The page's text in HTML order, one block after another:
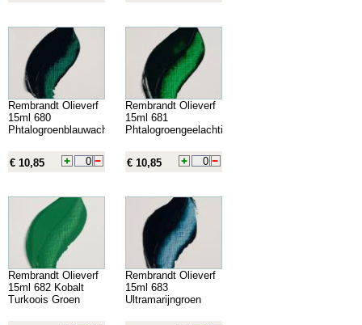
Rembrandt Olieverf
15ml 680
Phtalogroenblauwachtig
€ 10,85
Rembrandt Olieverf
15ml 681
Phtalogroengeelachtig
€ 10,85
Rembrandt Olieverf
15ml 682 Kobalt
Turkoois Groen
Rembrandt Olieverf
15ml 683
Ultramarijngroen